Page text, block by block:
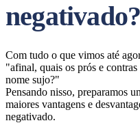
negativado?
Com tudo o que vimos até
"afinal, quais os prós e
nome sujo?"
Pensando nisso, preparamos
maiores vantagens e
negativado.